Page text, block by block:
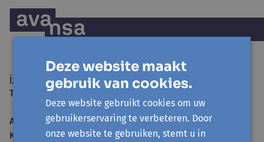
info@avansa-hallevilvoorde.be
Tel. 02 454 54 01
Avansa Halle-Vilvoorde vzw
Kattestraat 25 - 1745 Opwijk
Deze website maakt
gebruik van cookies.
Deze website gebruikt cookies om uw
gebruikerservaring te verbeteren. Door
onze website te gebruiken, stemt u in